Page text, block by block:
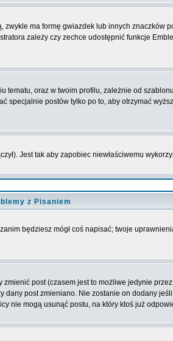
ma formę gwiazdek lub innych znaczków
zależy czy zechce udostępnić funkcje
oraz w twoim profilu, zależnie od
postów tylko po to, aby otrzymać
Jest tak aby zapobiec niewłaściwemu
z Pisaniem
będziesz mógł coś napisać; twoje
post (czasem jest to możliwe jedynie
post zmieniano. Nie zostanie on dodany
nie mogą usunąć postu, na który ktoś już